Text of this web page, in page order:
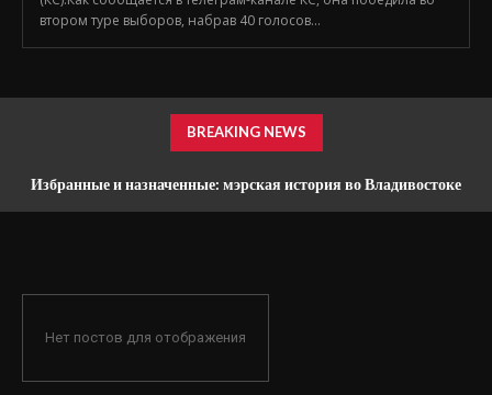
втором туре выборов, набрав 40 голосов...
BREAKING NEWS
Избранные и назначенные: мэрская история во Владивостоке
Нет постов для отображения